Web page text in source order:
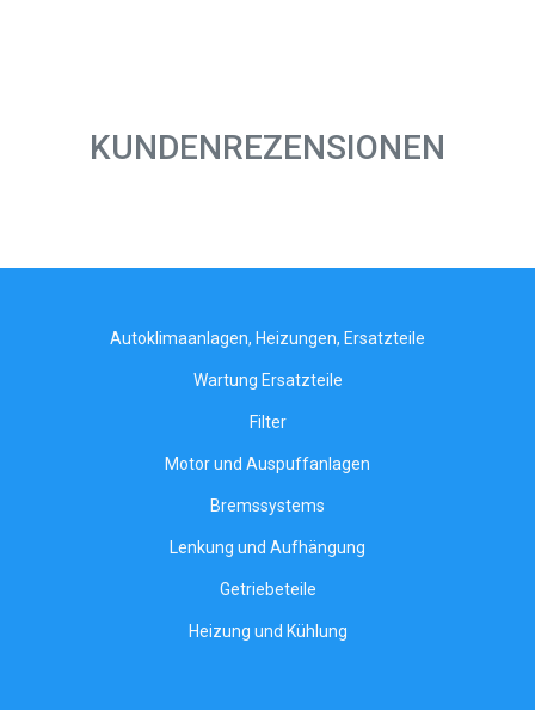
KUNDENREZENSIONEN
Autoklimaanlagen, Heizungen, Ersatzteile
Wartung Ersatzteile
Filter
Motor und Auspuffanlagen
Bremssystems
Lenkung und Aufhängung
Getriebeteile
Heizung und Kühlung